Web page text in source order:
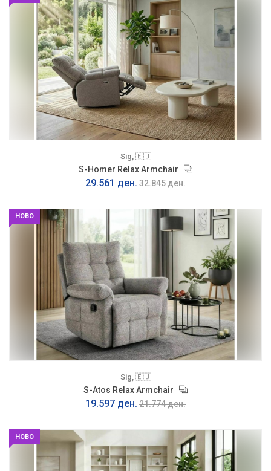
Sig, 🇪🇺
S-Homer Relax Armchair
29.561 ден. 32.845 ден.
НОВО
Sig, 🇪🇺
S-Atos Relax Armchair
19.597 ден. 21.774 ден.
НОВО